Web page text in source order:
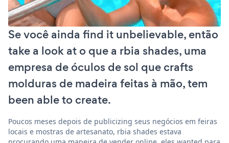
Se você ainda find it unbelievable, então
take a look at o que a rbia shades, uma
empresa de óculos de sol que crafts
molduras de madeira feitas à mão, tem
been able to create.
Poucos meses depois de publicizing seus negócios em feiras
locais e mostras de artesanato, rbia shades estava